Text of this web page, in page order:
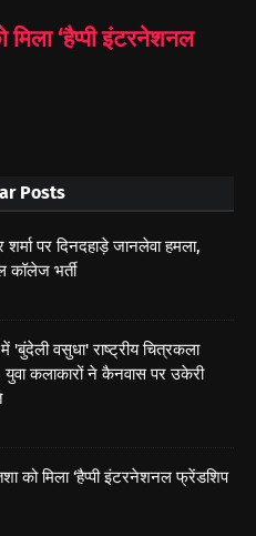
‘हैप्पी इंटरनेशनल
Posts
पर दिनदहाड़े जानलेवा हमला,
कॉलेज भर्ती
'बुंदेली वसुधा' राष्ट्रीय चित्रकला
युवा कलाकारों ने कैनवास पर उकेरी
को मिला ‘हैप्पी इंटरनेशनल फ्रेंडशिप